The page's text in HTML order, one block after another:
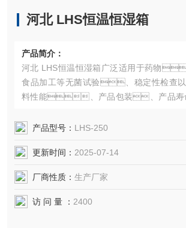
河北 LHS恒温恒湿箱
产品简介：
河北 LHS恒温恒湿箱广泛适用于药物
食品加工等无菌试验、稳定性检查
料性能、产品包装、产品寿命
低，不仅促进节能，
产品型号： LHS-250
更新时间： 2025-07-14
厂商性质： 生产厂家
访 问 量 ： 2400